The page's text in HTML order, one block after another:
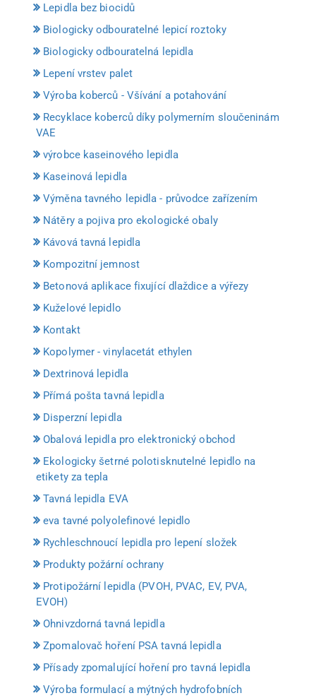
Lepidla bez biocidů
Biologicky odbouratelné lepicí roztoky
Biologicky odbouratelná lepidla
Lepení vrstev palet
Výroba koberců - Všívání a potahování
Recyklace koberců díky polymerním sloučeninám
VAE
výrobce kaseinového lepidla
Kaseinová lepidla
Výměna tavného lepidla - průvodce zařízením
Nátěry a pojiva pro ekologické obaly
Kávová tavná lepidla
Kompozitní jemnost
Betonová aplikace fixující dlaždice a výřezy
Kuželové lepidlo
Kontakt
Kopolymer - vinylacetát ethylen
Dextrinová lepidla
Přímá pošta tavná lepidla
Disperzní lepidla
Obalová lepidla pro elektronický obchod
Ekologicky šetrné polotisknutelné lepidlo na
etikety za tepla
Tavná lepidla EVA
eva tavné polyolefinové lepidlo
Rychleschnoucí lepidla pro lepení složek
Produkty požární ochrany
Protipožární lepidla (PVOH, PVAC, EV, PVA,
EVOH)
Ohnivzdorná tavná lepidla
Zpomalovač hoření PSA tavná lepidla
Přísady zpomalující hoření pro tavná lepidla
Výroba formulací a mýtných hydrofobních